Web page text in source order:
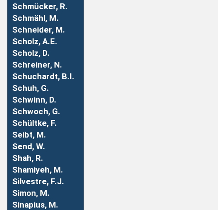
Schmücker, R.
Schmähl, M.
Schneider, M.
Scholz, A.E.
Scholz, D.
Schreiner, N.
Schuchardt, B.I.
Schuh, G.
Schwinn, D.
Schwoch, G.
Schültke, F.
Seibt, M.
Send, W.
Shah, R.
Shamiyeh, M.
Silvestre, F.J.
Simon, M.
Sinapius, M.